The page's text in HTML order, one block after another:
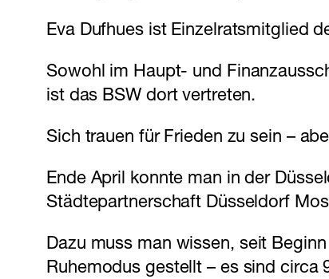
Eva Dufhues ist Einzelratsmitglied
Sowohl im Haupt- und
ist das BSW dort vertreten.
Sich trauen für Frieden zu sein –
Ende April konnte man in der
Städtepartnerschaft Düsseldorf
Dazu muss man wissen, seit
Ruhemodus gestellt – es sind circa